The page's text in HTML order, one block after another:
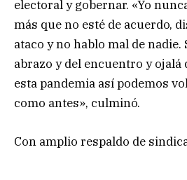
electoral y gobernar. «Yo
más que no esté de acuerdo,
ataco y no hablo mal de
abrazo y del encuentro y ojalá
esta pandemia así podemos
como antes», culminó.
Con amplio respaldo de